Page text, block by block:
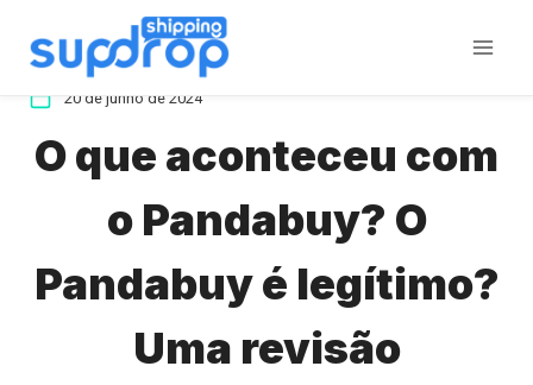
para
conteúdo
20 de junho de 2024
O que aconteceu com
o Pandabuy? O
Pandabuy é legítimo?
Uma revisão